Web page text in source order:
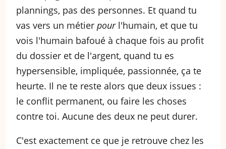
plannings, pas des personnes. Et quand tu
vas vers un métier pour l'humain, et que tu
vois l'humain bafoué à chaque fois au profit
du dossier et de l'argent, quand tu es
hypersensible, impliquée, passionnée, ça te
heurte. Il ne te reste alors que deux issues :
le conflit permanent, ou faire les choses
contre toi. Aucune des deux ne peut durer.
C'est exactement ce que je retrouve chez les